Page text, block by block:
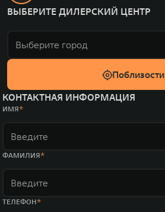
ВЫБЕРИТЕ ДИЛЕРСКИЙ ЦЕНТР
Выберите город
Поблизости
КОНТАКТНАЯ ИНФОРМАЦИЯ
ИМЯ
ФАМИЛИЯ
ТЕЛЕФОН